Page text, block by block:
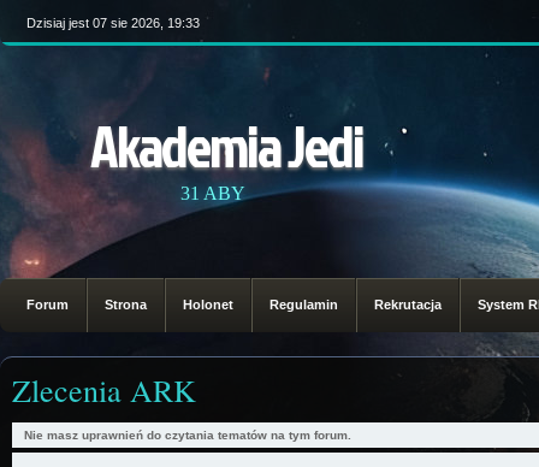
Dzisiaj jest 07 sie 2026, 19:33
Akademia Jedi
31 ABY
Forum Strona Holonet Regulamin Rekrutacja System
Zlecenia ARK
Nie masz uprawnień do czytania tematów na tym forum.